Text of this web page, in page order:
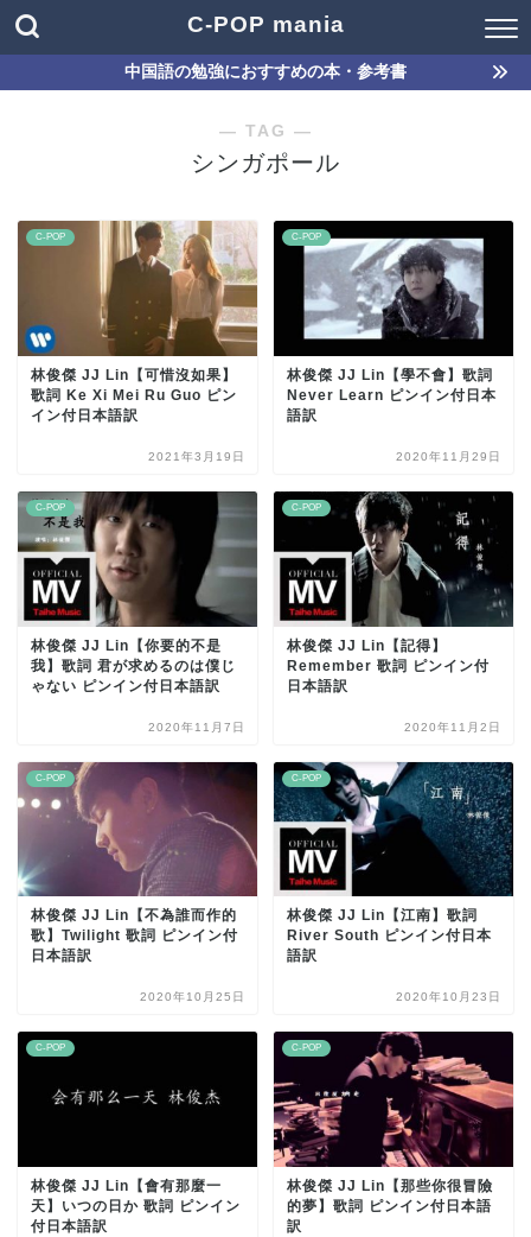
C-POP mania
中国語の勉強におすすめの本・参考書
― TAG ―
シンガポール
C-POP
林俊傑 JJ Lin【可惜沒如果】
歌詞 Ke Xi Mei Ru Guo ピン
イン付日本語訳
2021年3月19日
C-POP
林俊傑 JJ Lin【學不會】歌詞
Never Learn ピンイン付日本
語訳
2020年11月29日
C-POP
林俊傑 JJ Lin【你要的不是
我】歌詞 君が求めるのは僕じ
ゃない ピンイン付日本語訳
2020年11月7日
C-POP
林俊傑 JJ Lin【記得】
Remember 歌詞 ピンイン付
日本語訳
2020年11月2日
C-POP
林俊傑 JJ Lin【不為誰而作的
歌】Twilight 歌詞 ピンイン付
日本語訳
2020年10月25日
C-POP
林俊傑 JJ Lin【江南】歌詞
River South ピンイン付日本
語訳
2020年10月23日
C-POP
林俊傑 JJ Lin【會有那麼一
天】いつの日か 歌詞 ピンイン
付日本語訳
C-POP
林俊傑 JJ Lin【那些你很冒險
的夢】歌詞 ピンイン付日本語
訳